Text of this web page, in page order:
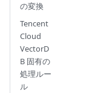
の変換
Tencent
Cloud
VectorD
B 固有の
処理ルー
ル